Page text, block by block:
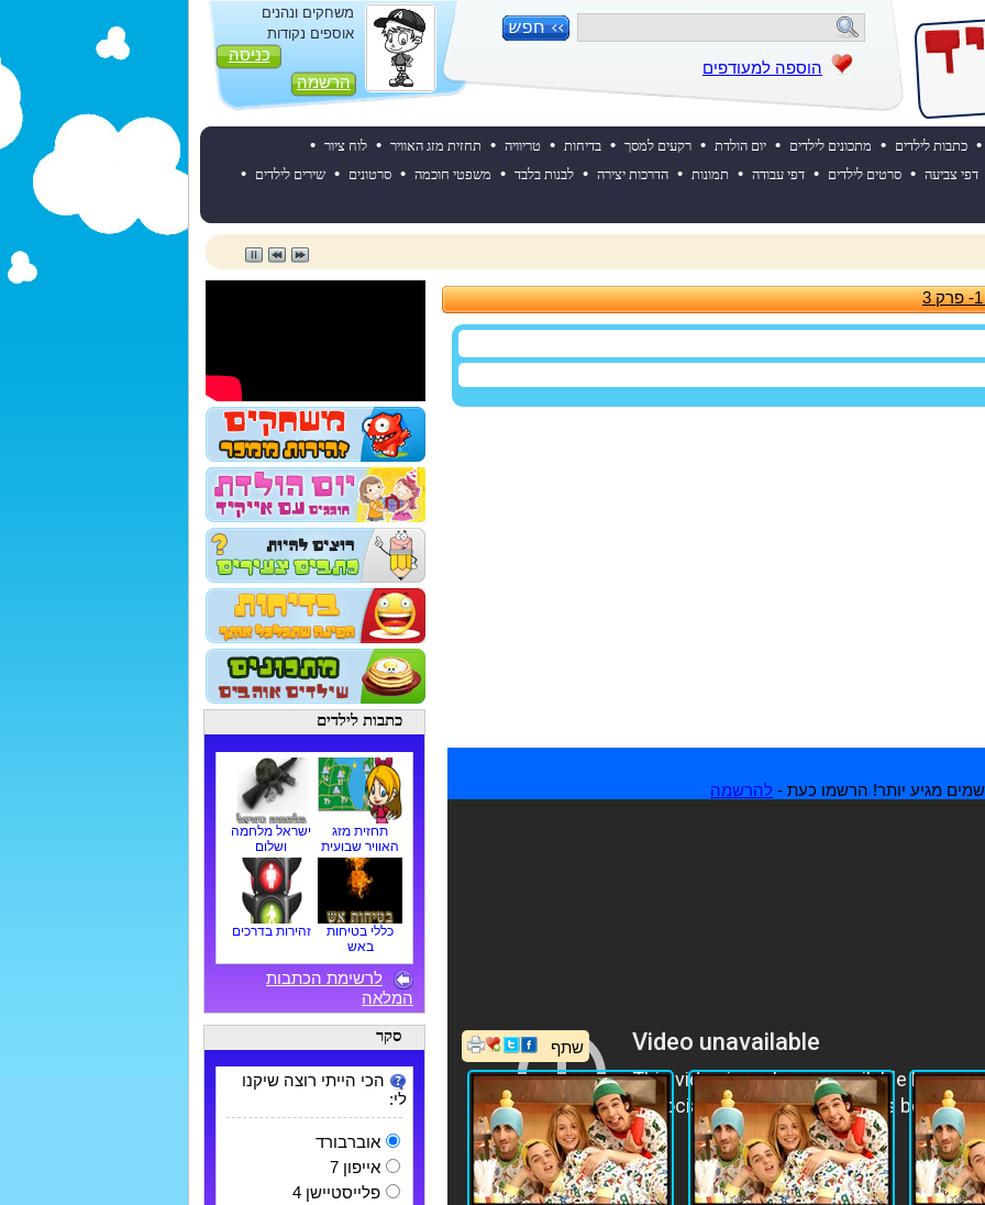
הוספה למעודפים
משחקים ונהנים
אוספים נקודות
כניסה
הרשמה
• כתבות לילדים • מתכונים לילדים • יום הולדת • רקעים למסך • בדיחות • טריוויה • תחזית מזג האוויר • לוח ציור •
דפי צביעה • סרטים לילדים • דפי עבודה • תמונות • הדרכות יצירה • לבנות בלבד • משפטי חוכמה • סרטונים • שירים לילדים •
מגיע יותר! הרשמו כעת - להרשמה
שתף
כתבות לילדים
תחזית מזג
האוויר שבועית
ישראל מלחמה
ושלום
כללי בטיחות
באש
זהירות בדרכים
לרשימת הכתבות
המלאה
סקר
הכי הייתי רוצה שיקנו
לי:
אוברבורד
אייפון 7
פלייסטיישן 4